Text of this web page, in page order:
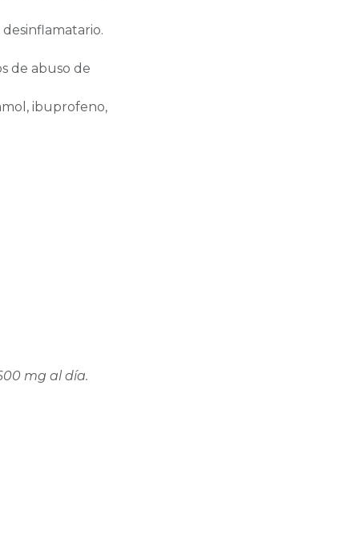
de abuso de
ibuprofeno,
mg al día.